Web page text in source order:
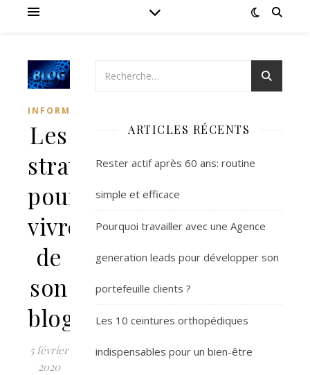
INFORMATIQUE
Les
stratégies
pour
vivre
de
son
blog
5 février
2020
ARTICLES RÉCENTS
Rester actif après 60 ans: routine
simple et efficace
Pourquoi travailler avec une Agence
generation leads pour développer son
portefeuille clients ?
Les 10 ceintures orthopédiques
indispensables pour un bien-être